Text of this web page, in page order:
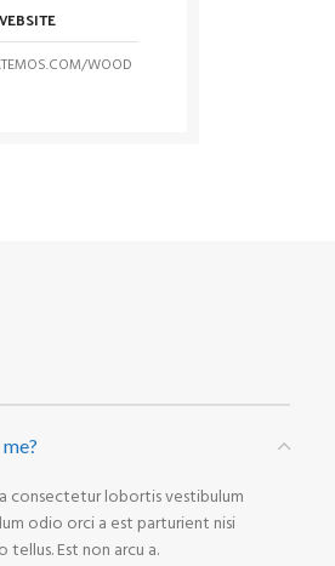
WOOD
consectetur lobortis vestibulum
odio orci a est parturient nisi
Est non arcu a.